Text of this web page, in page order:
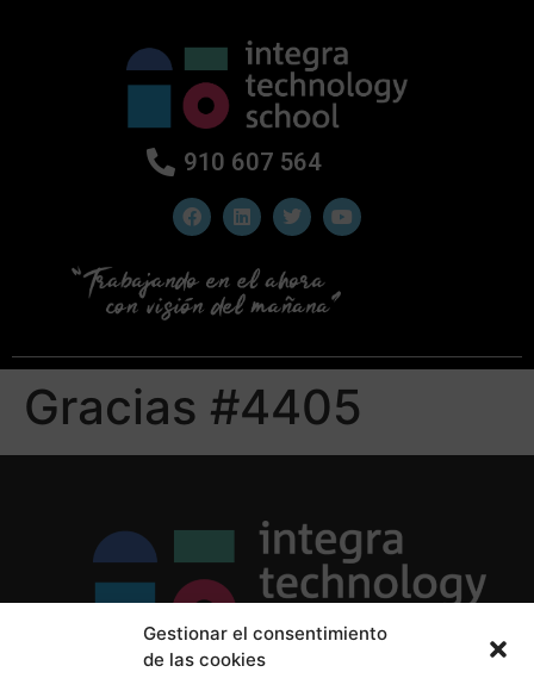
Gestionar el consentimiento
de las cookies
910 607 564
Gracias #4405